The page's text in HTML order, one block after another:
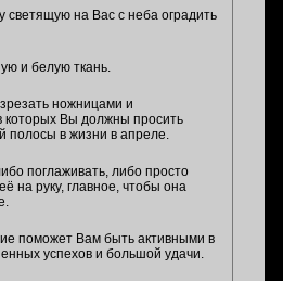
светящую на Вас с неба оградить
и белую ткань.
ножницами и
которых Вы должны просить
полосы в жизни в апреле.
поглаживать, либо просто
на руку, главное, чтобы она
поможет Вам быть активными в
успехов и большой удачи.